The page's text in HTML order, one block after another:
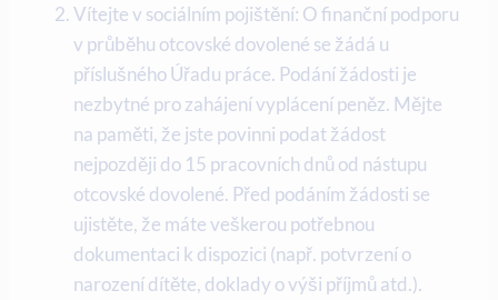
Vítejte v sociálním pojištění: O finanční podporu
v průběhu otcovské dovolené se žádá ⁤u
příslušného Úřadu práce. Podání žádosti je
nezbytné pro zahájení vyplácení peněz. Mějte
na​ paměti, že ⁣jste povinni podat žádost
nejpozději do 15 pracovních dnů od nástupu
otcovské dovolené. ⁤Před podáním žádosti se
‍ujistěte,⁤ že máte veškerou potřebnou
dokumentaci k dispozici⁢ (např. potvrzení o⁤
narození dítěte,‌ doklady o výši příjmů atd.).